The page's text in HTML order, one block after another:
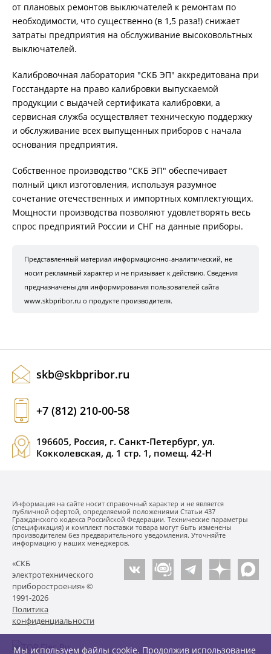
от плановых ремонтов выключателей к ремонтам по
необходимости, что существенно (в 1,5 раза!) снижает
затраты предприятия на обслуживание высоковольтных
выключателей.
Калибровочная лаборатория "СКБ ЭП" аккредитована при
Госстандарте на право калибровки выпускаемой
продукции с выдачей сертификата калибровки, а
сервисная служба осуществляет техническую поддержку
и обслуживание всех выпущенных приборов с начала
основания предприятия.
Собственное производство "СКБ ЭП" обеспечивает
полный цикл изготовления, используя разумное
сочетание отечественных и импортных комплектующих.
Мощности производства позволяют удовлетворять весь
спрос предприятий России и СНГ на данные приборы.
Представленный материал информационно-аналитический, не
носит рекламный характер и не призывает к действию. Сведения
предназначены для информирования пользователей сайта
www.skbpribor.ru о продукте производителя.
skb@skbpribor.ru
+7 (812) 210-00-58
196605, Россия, г. Санкт-Петербург, ул.
Кокколевская, д. 1 стр. 1, помещ. 42-Н
Информация на сайте носит справочный характер и не является
публичной офертой, определяемой положениями Статьи 437
Гражданского кодекса Российской Федерации. Технические параметры
(спецификация) и комплект поставки товара могут быть изменены
производителем без предварительного уведомления. Уточняйте
информацию у наших менеджеров.
«СКБ
электротехнического
приборостроения» ©
1991-2026
Политика
конфиденциальности
Мы используем файлы cookie. Продолжив использование